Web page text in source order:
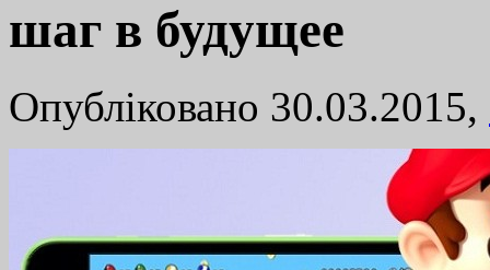
шаг в будущее
Опубліковано 30.03.2015,